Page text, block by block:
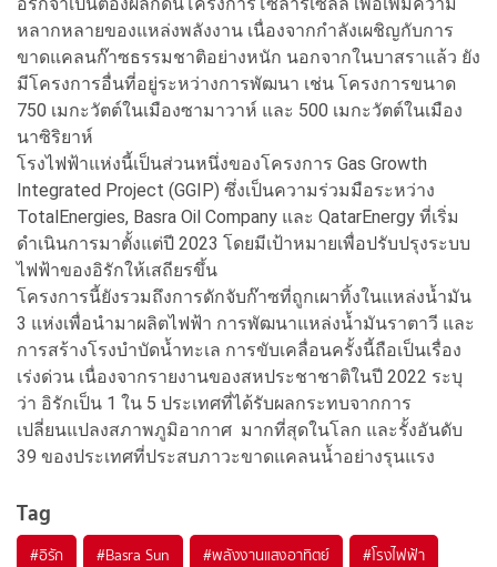
หลากหลายของแหล่งพลังงาน เนื่องจากกำลังเผชิญกับการ
ขาดแคลนก๊าซธรรมชาติอย่างหนัก นอกจากในบาสราแล้ว ยัง
มีโครงการอื่นที่อยู่ระหว่างการพัฒนา เช่น โครงการขนาด
750 เมกะวัตต์ในเมืองซามาวาห์ และ 500 เมกะวัตต์ในเมือง
นาซิริยาห์
โรงไฟฟ้าแห่งนี้เป็นส่วนหนึ่งของโครงการ Gas Growth
Integrated Project (GGIP) ซึ่งเป็นความร่วมมือระหว่าง
TotalEnergies, Basra Oil Company และ QatarEnergy ที่เริ่ม
ดำเนินการมาตั้งแต่ปี 2023 โดยมีเป้าหมายเพื่อปรับปรุงระบบ
ไฟฟ้าของอิรักให้เสถียรขึ้น
โครงการนี้ยังรวมถึงการดักจับก๊าซที่ถูกเผาทิ้งในแหล่งน้ำมัน
3 แห่งเพื่อนำมาผลิตไฟฟ้า การพัฒนาแหล่งน้ำมันราตาวี และ
การสร้างโรงบำบัดน้ำทะเล การขับเคลื่อนครั้งนี้ถือเป็นเรื่อง
เร่งด่วน เนื่องจากรายงานของสหประชาชาติในปี 2022 ระบุ
ว่า อิรักเป็น 1 ใน 5 ประเทศที่ได้รับผลกระทบจากการ
เปลี่ยนแปลงสภาพภูมิอากาศ มากที่สุดในโลก และรั้งอันดับ
39 ของประเทศที่ประสบภาวะขาดแคลนน้ำอย่างรุนแรง
Tag
#อิรัก #Basra Sun #พลังงานแสงอาทิตย์ #โรงไฟฟ้า